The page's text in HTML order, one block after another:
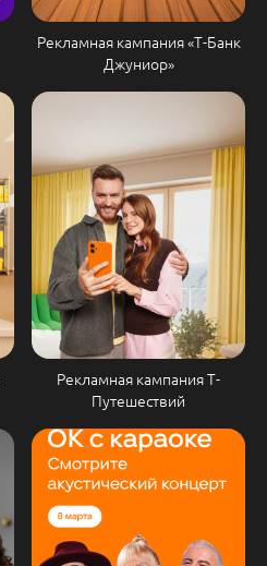
Рекламная кампания «Т-Банк
Джуниор»
Рекламная кампания Т-
Путешествий